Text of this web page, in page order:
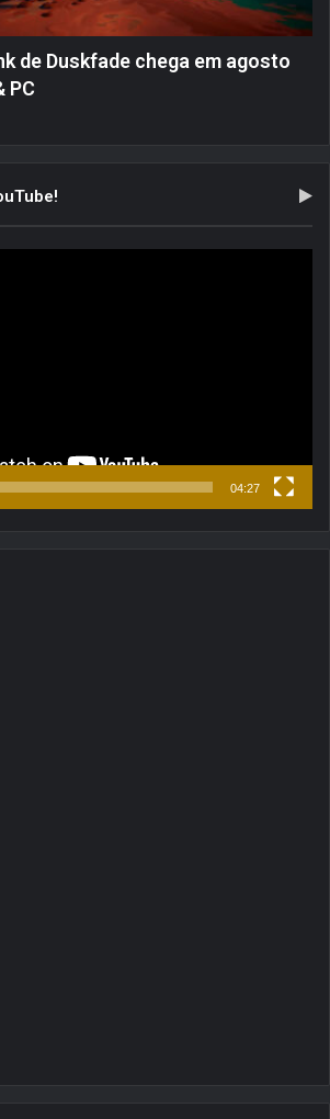
de Duskfade chega em agosto
PC
04:27